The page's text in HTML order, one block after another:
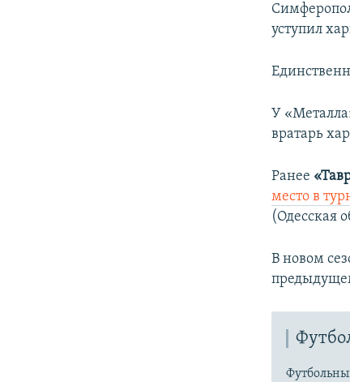
уступил
У
вратарь
Ранее
место в
(Одесская
В новом